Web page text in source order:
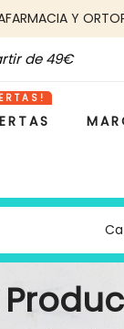
Y
de 49€